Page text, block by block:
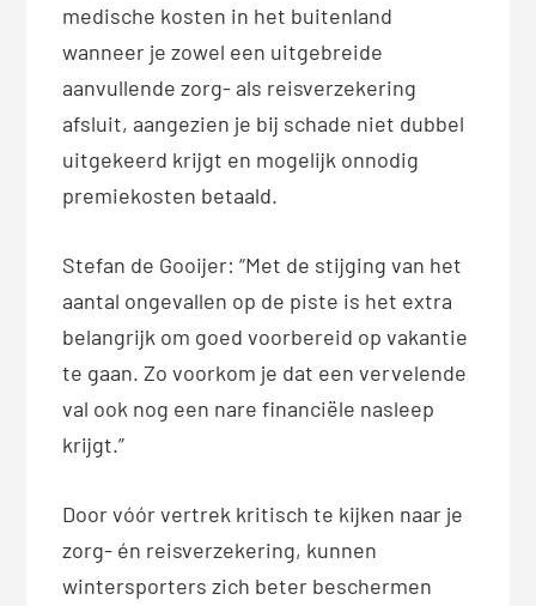
medische kosten in het buitenland
wanneer je zowel een uitgebreide
aanvullende zorg- als reisverzekering
afsluit, aangezien je bij schade niet dubbel
uitgekeerd krijgt en mogelijk onnodig
premiekosten betaald.
Stefan de Gooijer: “Met de stijging van het
aantal ongevallen op de piste is het extra
belangrijk om goed voorbereid op vakantie
te gaan. Zo voorkom je dat een vervelende
val ook nog een nare financiële nasleep
krijgt.”
Door vóór vertrek kritisch te kijken naar je
zorg- én reisverzekering, kunnen
wintersporters zich beter beschermen